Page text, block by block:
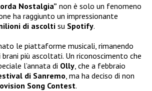
Nostalgia” non è solo un fenomeno
ha raggiunto un impressionante
di ascolti su Spotify.
le piattaforme musicali, rimanendo
più ascoltati. Un riconoscimento che
l’annata di Olly , che a febbraio
di Sanremo , ma ha deciso di non
Song Contest.